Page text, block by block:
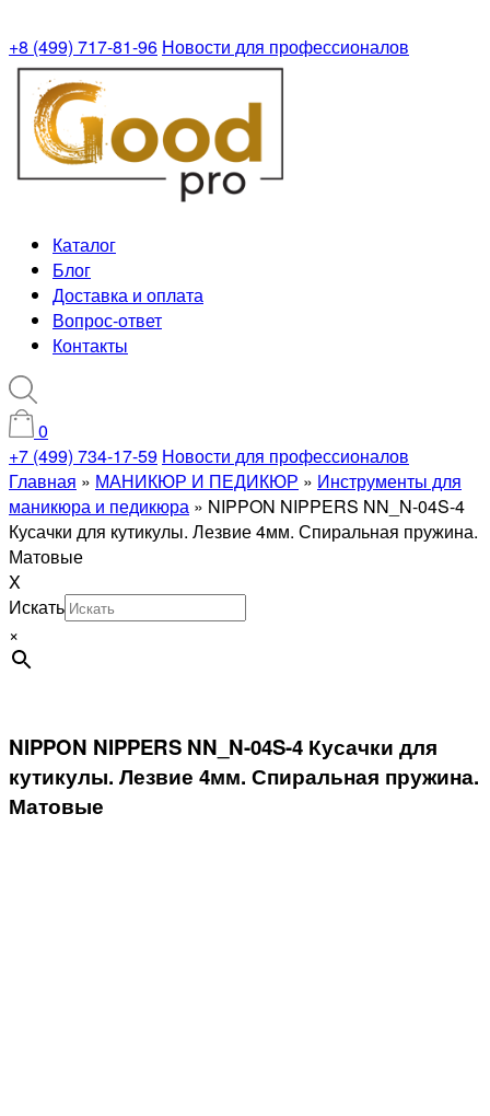
+8 (499) 717-81-96 Новости для профессионалов
Каталог
Блог
Доставка и оплата
Вопрос-ответ
Контакты
0
+7 (499) 734-17-59 Новости для профессионалов
Главная » МАНИКЮР И ПЕДИКЮР » Инструменты для
маникюра и педикюра » NIPPON NIPPERS NN_N-04S-4
Кусачки для кутикулы. Лезвие 4мм. Спиральная пружина.
Матовые
X
Искать
×
NIPPON NIPPERS NN_N-04S-4 Кусачки для
кутикулы. Лезвие 4мм. Спиральная пружина.
Матовые